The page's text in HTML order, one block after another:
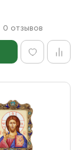
0 отзывов